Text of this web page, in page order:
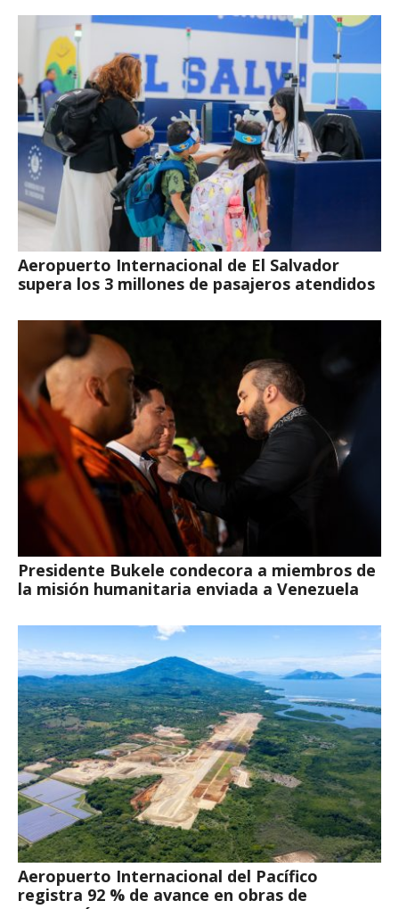
Aeropuerto Internacional de El Salvador
supera los 3 millones de pasajeros atendidos
Presidente Bukele condecora a miembros de
la misión humanitaria enviada a Venezuela
Aeropuerto Internacional del Pacífico
registra 92 % de avance en obras de